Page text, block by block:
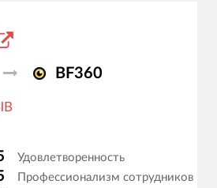
BF360
Удовлетворенность
Профессионализм сотрудников